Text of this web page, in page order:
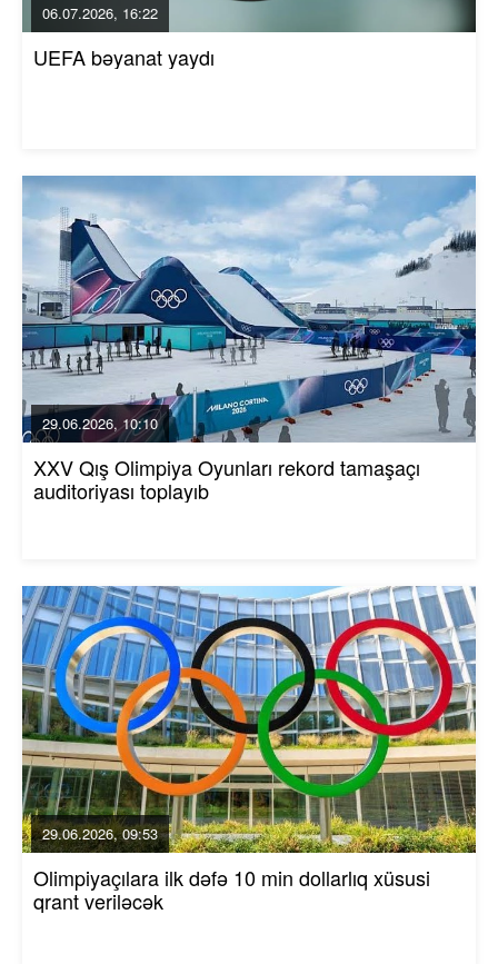
06.07.2026, 16:22
UEFA bəyanat yaydı
29.06.2026, 10:10
XXV Qış Olimpiya Oyunları rekord tamaşaçı
auditoriyası toplayıb
29.06.2026, 09:53
Olimpiyaçılara ilk dəfə 10 min dollarlıq xüsusi
qrant veriləcək